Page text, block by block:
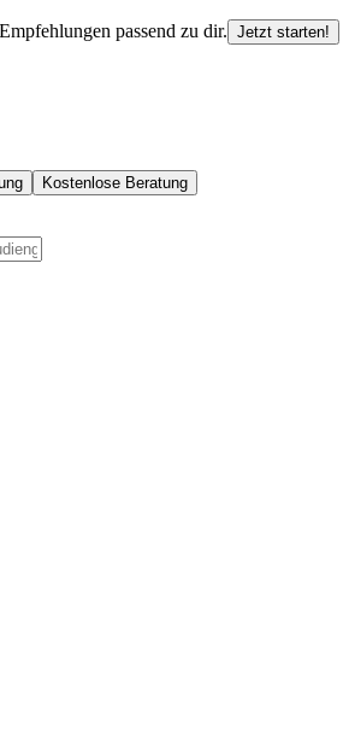
passend zu dir. Jetzt starten!
Kostenlose Beratung